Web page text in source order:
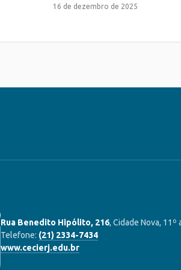
16 de dezembro de 2025
Rua Benedito Hipólito, 216, Cidade Nova, 11º
Telefone: (21) 2334-7434
www.cecierj.edu.br